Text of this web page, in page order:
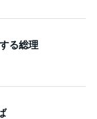
る総理